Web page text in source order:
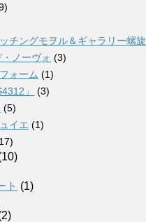
チングモヲル＆ギャラリー螺旋
ノーヴォ (3)
ォーム (1)
」
(3)
(5)
イエ (1)
ト (1)